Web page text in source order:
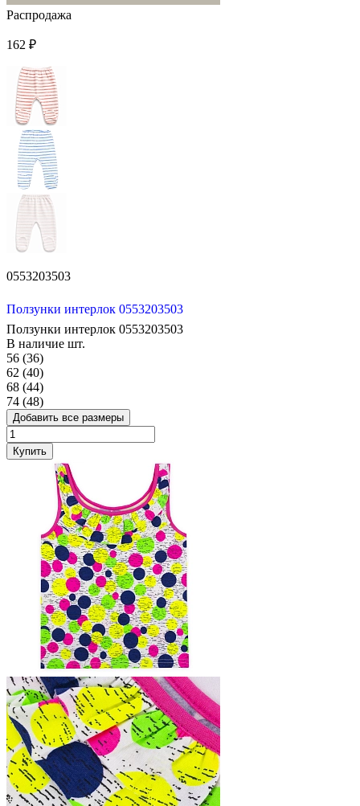
Распродажа
162 ₽
0553203503
Ползунки интерлок 0553203503
Ползунки интерлок 0553203503
В наличие шт.
56 (36)
62 (40)
68 (44)
74 (48)
Добавить все размеры
Купить